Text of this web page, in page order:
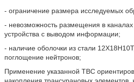
- ограничение размера исследуемых
- невозможность размещения в
устройства с выводом информации;
- наличие оболочки из стали
поглощение нейтронов;
Применение указанной ТВС